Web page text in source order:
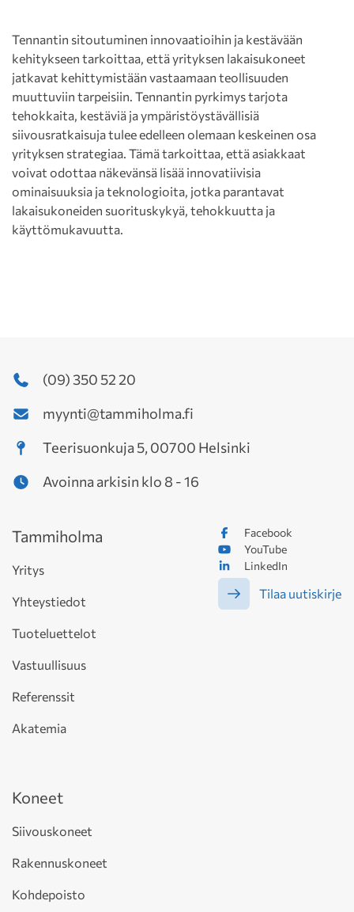
Tennantin sitoutuminen innovaatioihin ja kestävään
kehitykseen tarkoittaa, että yrityksen lakaisukoneet
jatkavat kehittymistään vastaamaan teollisuuden
muuttuviin tarpeisiin. Tennantin pyrkimys tarjota
tehokkaita, kestäviä ja ympäristöystävällisiä
siivousratkaisuja tulee edelleen olemaan keskeinen osa
yrityksen strategiaa. Tämä tarkoittaa, että asiakkaat
voivat odottaa näkevänsä lisää innovatiivisia
ominaisuuksia ja teknologioita, jotka parantavat
lakaisukoneiden suorituskykyä, tehokkuutta ja
käyttömukavuutta.
(09) 350 52 20
myynti@tammiholma.fi
Teerisuonkuja 5, 00700 Helsinki
Avoinna arkisin klo 8 - 16
Facebook
YouTube
LinkedIn
Tilaa uutiskirje
Tammiholma
Yritys
Yhteystiedot
Tuoteluettelot
Vastuullisuus
Referenssit
Akatemia
Koneet
Siivouskoneet
Rakennuskoneet
Kohdepoisto